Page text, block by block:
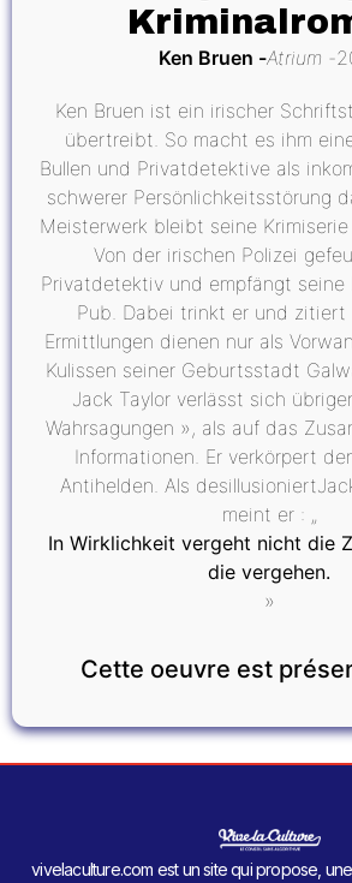
Ken Bruen Atrium
Ken Bruen ist ein irischer
übertreibt. So macht es ihm
Bullen und Privatdetektive als
schwerer Persönlichkeitsstörung
Meisterwerk bleibt seine Krimiserie
Von der irischen Polizei
Privatdetektiv und empfängt seine
Pub. Dabei trinkt er und zitiert
Ermittlungen dienen nur als
Kulissen seiner Geburtsstadt
Jack Taylor verlässt sich
Wahrsagungen », als auf das
Informationen. Er verkörpert
Antihelden. Als
meint er : „
In Wirklichkeit vergeht nicht die
die vergehen.
»
Cette oeuvre est
vivelaculture.com est un site qui propose,